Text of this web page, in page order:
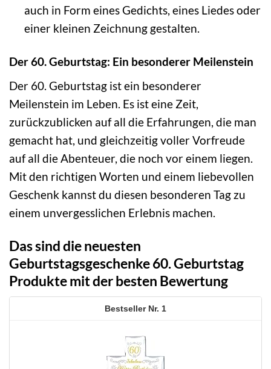
auch in Form eines Gedichts, eines Liedes oder
einer kleinen Zeichnung gestalten.
Der 60. Geburtstag: Ein besonderer Meilenstein
Der 60. Geburtstag ist ein besonderer
Meilenstein im Leben. Es ist eine Zeit,
zurückzublicken auf all die Erfahrungen, die man
gemacht hat, und gleichzeitig voller Vorfreude
auf all die Abenteuer, die noch vor einem liegen.
Mit den richtigen Worten und einem liebevollen
Geschenk kannst du diesen besonderen Tag zu
einem unvergesslichen Erlebnis machen.
Das sind die neuesten
Geburtstagsgeschenke 60. Geburtstag
Produkte mit der besten Bewertung
1